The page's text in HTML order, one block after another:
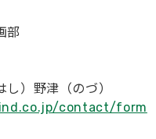
部
）野津（のづ）
contact/form